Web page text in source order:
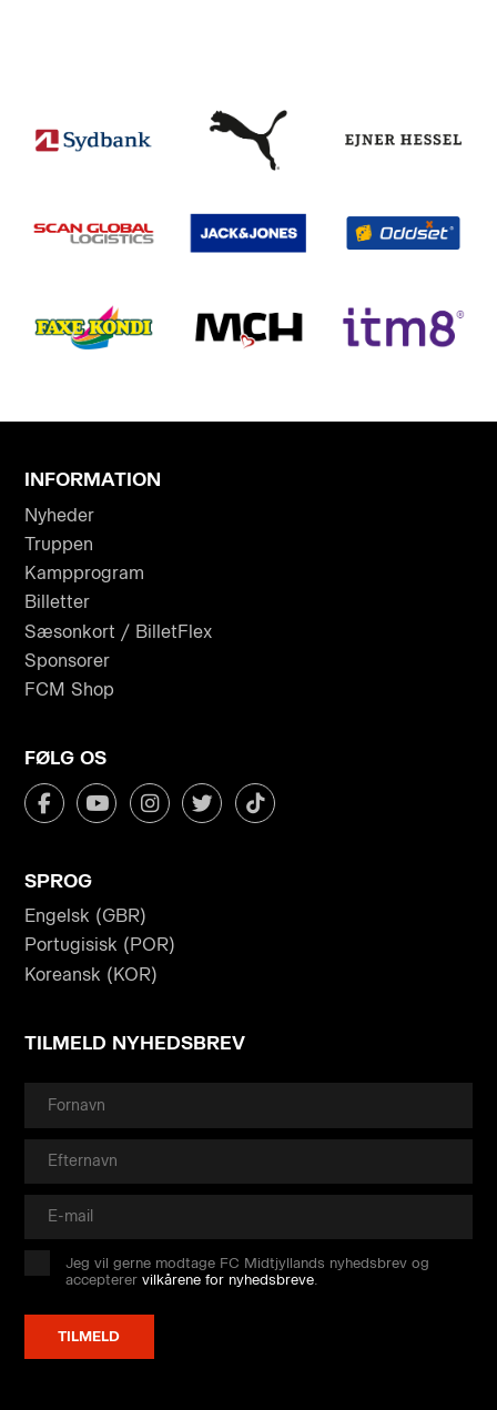
INFORMATION
Nyheder
Truppen
Kampprogram
Billetter
Sæsonkort / BilletFlex
Sponsorer
FCM Shop
FØLG OS
SPROG
Engelsk (GBR)
Portugisisk (POR)
Koreansk (KOR)
TILMELD NYHEDSBREV
Jeg vil gerne modtage FC Midtjyllands nyhedsbrev og
accepterervilkårene for nyhedsbreve